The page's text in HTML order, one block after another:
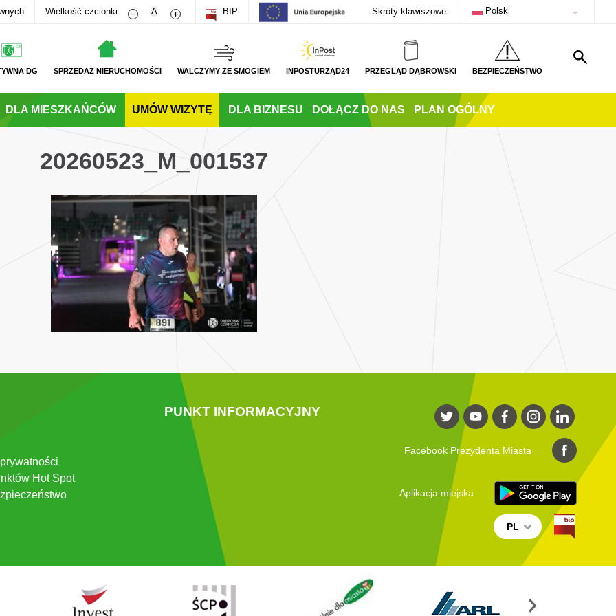
Wielkość czcionki Zmniejsz rozmiar czcionki
A Zwiększ rozmiar czcionki
BIP Skróty klawiszowe Polski
DG SPRZEDAŻ NIERUCHOMOŚCI WALCZYMY ZE SMOGIEM INPOSTURZĄD24 PRZEGLĄD DĄBROWSKI BEZPIECZEŃSTWO
DLA MIESZKAŃCÓW UMÓW WIZYTĘ DLA BIZNESU DOŁĄCZ DO NAS PLAN OGÓLNY
20260523_M_001537
Hot Spot
PUNKT INFORMACYJNY
Facebook Prezydenta Miasta
Aplikacja miejska
PL